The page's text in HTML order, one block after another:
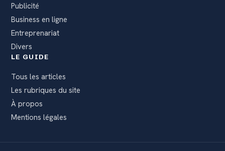
Publicité
Business en ligne
Entreprenariat
Divers
LE GUIDE
Tous les articles
Les rubriques du site
À propos
Mentions légales